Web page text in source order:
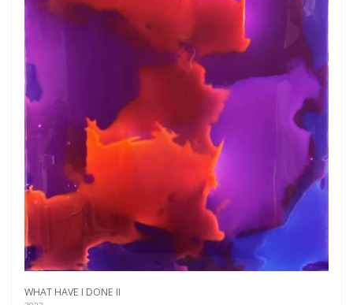
WHAT HAVE I DONE II